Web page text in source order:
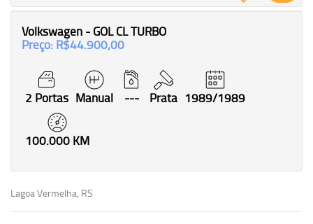
Volkswagen - GOL CL TURBO
Preço: R$44.900,00
2 Portas Manual --- Prata 1989/1989
100.000 KM
Lagoa Vermelha, RS